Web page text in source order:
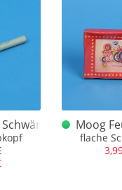
B blauer
Moog
flache